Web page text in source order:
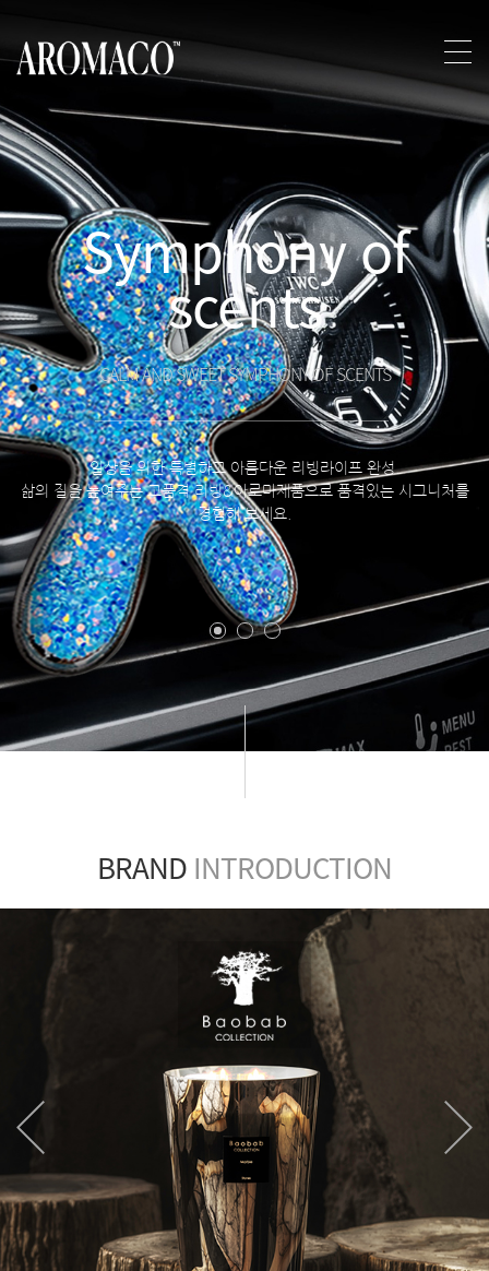
Symphony of
scents
CALM AND SWEET SYMPHONY OF SCENTS
일상을 위한 특별하고 아름다운 리빙라이프 완성.
삶의 질을 높여주는 고품격 리빙&아로마제품으로 품격있는 시그니처를
경험해 보세요.
BRAND INTRODUCTION